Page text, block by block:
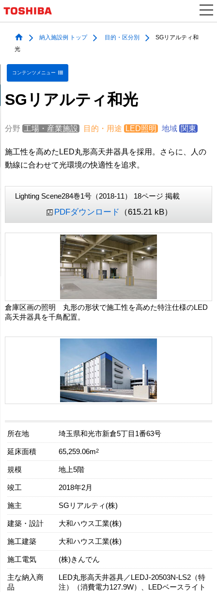
納入施設例 トップ 目的・区分別
SGリアルティ和
光
コンテンツメニュー
SGリアルティ和光
分野 工場・産業施設 目的・用途 LED照明 地域 関東
施工性を高めたLED丸形高天井器具を採用。さらに、人の
動線に合わせて光環境の快適性を追求。
Lighting Scene284巻1号（2018-11） 18ページ 掲載
PDFダウンロード （615.21 kB）
倉庫区画の照明 丸形の形状で施工性を高めた特注仕様のLED
高天井器具を千鳥配置。
所在地 埼玉県和光市新倉5丁目1番63号
延床面積 65,259.06m2
規模 地上5階
竣工 2018年2月
施主 SGリアルティ(株)
建築・設計 大和ハウス工業(株)
施工建築 大和ハウス工業(株)
施工電気 (株)きんでん
主な納入商
品
LED丸形高天井器具／LEDJ-20503N-LS2（特
注）（消費電力127.9W）、LEDベースライト